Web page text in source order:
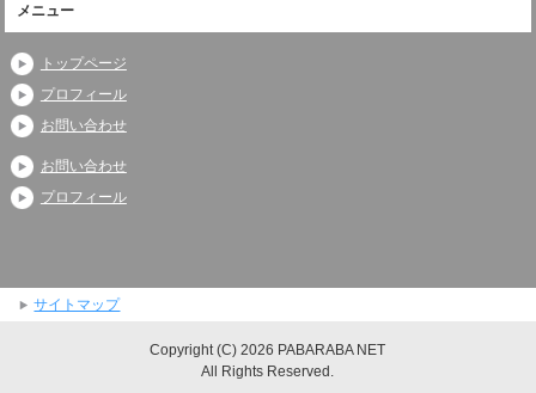
メニュー
トップページ
プロフィール
お問い合わせ
お問い合わせ
プロフィール
サイトマップ
Copyright (C) 2026 PABARABA NET
All Rights Reserved.